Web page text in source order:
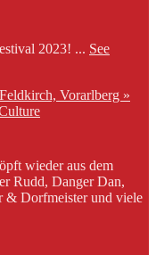
2023! ... See
Vorarlberg »
wieder aus dem
Rudd, Danger Dan,
& Dorfmeister und viele